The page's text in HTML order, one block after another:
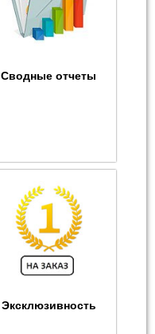
Сводные отчеты
Эксклюзивность